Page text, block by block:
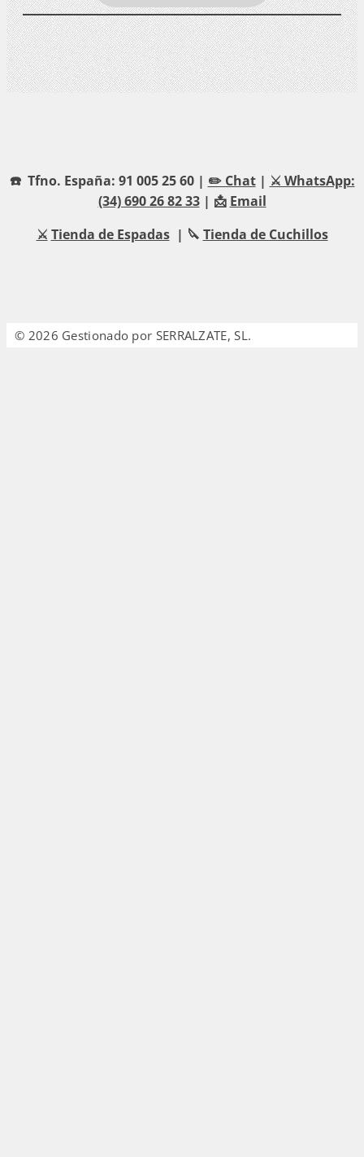
☎️ Tfno. España: 91 005 25 60 | ✏️ Chat| ⚔️ WhatsApp:
(34) 690 26 82 33| 📩 Email
⚔️ Tienda de Espadas| 🔪 Tienda de Cuchillos
© 2026 Gestionado por SERRALZATE, SL.